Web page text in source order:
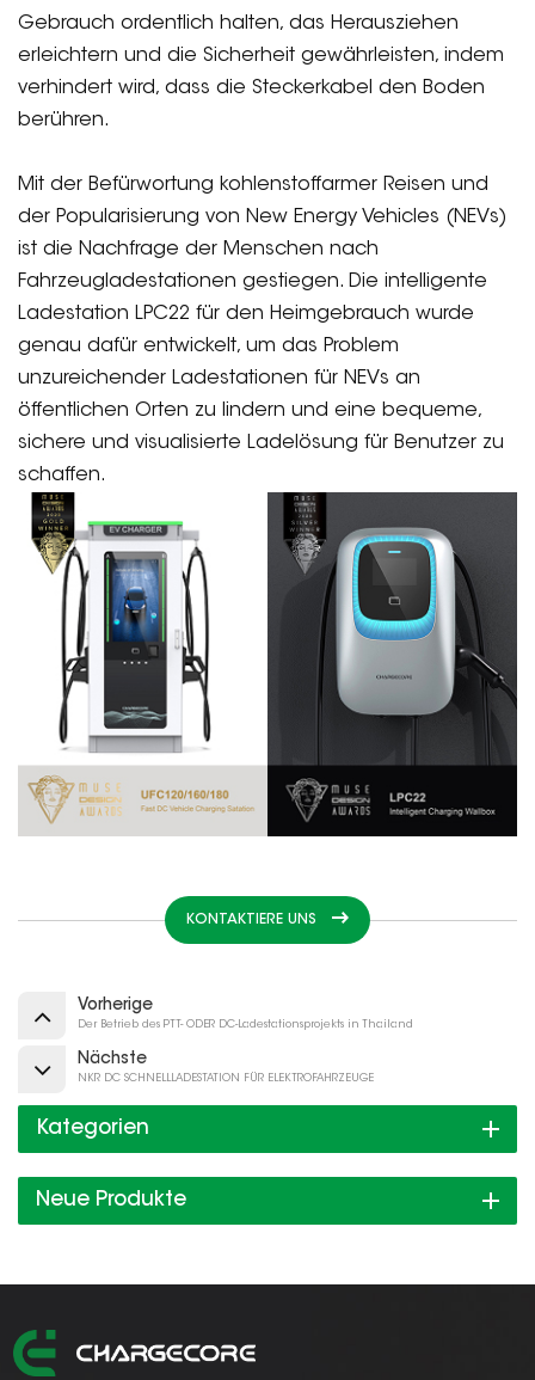
Gebrauch ordentlich halten, das Herausziehen
erleichtern und die Sicherheit gewährleisten, indem
verhindert wird, dass die Steckerkabel den Boden
berühren.
Mit der Befürwortung kohlenstoffarmer Reisen und
der Popularisierung von New Energy Vehicles (NEVs)
ist die Nachfrage der Menschen nach
Fahrzeugladestationen gestiegen. Die intelligente
Ladestation LPC22 für den Heimgebrauch wurde
genau dafür entwickelt, um das Problem
unzureichender Ladestationen für NEVs an
öffentlichen Orten zu lindern und eine bequeme,
sichere und visualisierte Ladelösung für Benutzer zu
schaffen.
KONTAKTIERE UNS
Vorherige
Der Betrieb des PTT- ODER DC-Ladestationsprojekts in Thailand
Nächste
NKR DC SCHNELLLADESTATION FÜR ELEKTROFAHRZEUGE
Kategorien
Neue Produkte